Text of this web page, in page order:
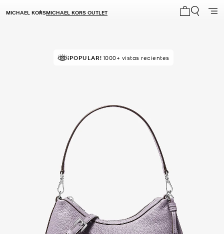
MICHAEL KORSMICHAEL KORS OUTLET
¡SOLICITADOS!63 vendidos
¡POPULAR! 1000+ vistas recientes